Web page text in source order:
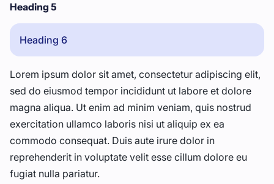
Heading 5
Heading 6
Lorem ipsum dolor sit amet, consectetur adipiscing elit,
sed do eiusmod tempor incididunt ut labore et dolore
magna aliqua. Ut enim ad minim veniam, quis nostrud
exercitation ullamco laboris nisi ut aliquip ex ea
commodo consequat. Duis aute irure dolor in
reprehenderit in voluptate velit esse cillum dolore eu
fugiat nulla pariatur.